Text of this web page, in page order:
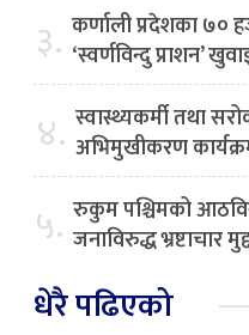
३. कर्णाली प्रदेशका ७०
‘स्वर्णविन्दु प्राशन’
४. स्वास्थ्यकर्मी तथा
अभिमुखीकरण
५. रुकुम पश्चिमको
जनाविरुद्ध भ्रष्टाचार
धेरै पढिएको